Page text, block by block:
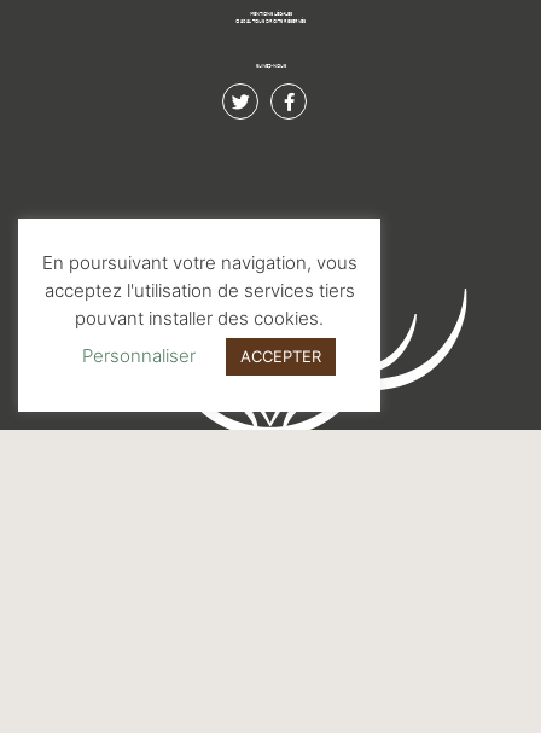
MENTIONS LÉGALES
© 2021 TOUS DROITS RÉSERVÉS.
SUIVEZ-NOUS
En poursuivant votre navigation, vous
acceptez l'utilisation de services tiers
pouvant installer des cookies.
Personnaliser
ACCEPTER